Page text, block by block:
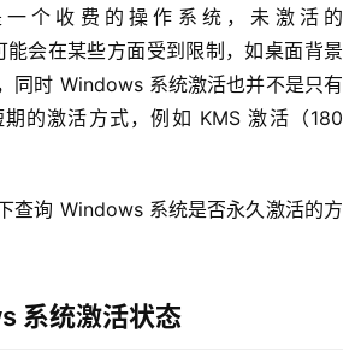
一个收费的操作系统，未激活的
会在某些方面受到限制，如桌面背景
同时 Windows 系统激活也并不是只有
的激活方式，例如 KMS 激活（180
查询 Windows 系统是否永久激活的方
系统激活状态